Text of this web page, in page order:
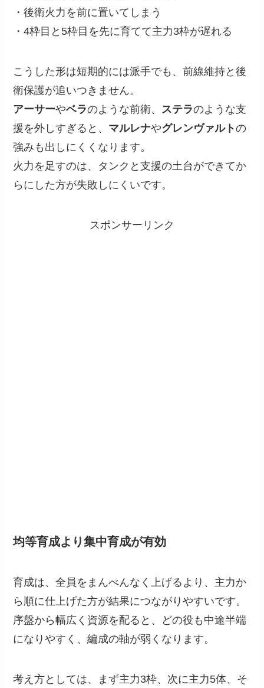
・後衛火力を前に置いてしまう
・4枠目と5枠目を先に育てて主力3枠が遅れる
こうした形は短期的には派手でも、前線維持と後
衛保護が追いつきません。
アーサーやベラのような前衛、 ステラのような支
援を外しすぎると、 マルレナやグレンヴァルトの
強みも出しにくくなります。
火力を足すのは、タンクと支援の土台ができてか
らにした方が失敗しにくいです。
スポンサーリンク
均等育成より集中育成が有効
育成は、全員をまんべんなく上げるより、主力か
ら順に仕上げた方が結果につながりやすいです。
序盤から幅広く資源を配ると、どの役も中途半端
になりやすく、編成の軸が弱くなります。
考え方としては、まず主力3枠、次に主力5体、そ